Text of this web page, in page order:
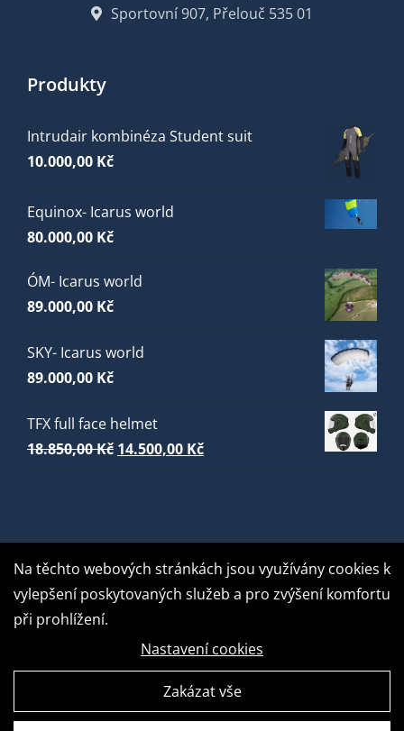
Sportovní 907, Přelouč 535 01
Produkty
Intrudair kombinéza Student suit
10.000,00 Kč
Equinox- Icarus world
80.000,00 Kč
ÓM- Icarus world
89.000,00 Kč
SKY- Icarus world
89.000,00 Kč
TFX full face helmet
18.850,00Kč Původní
14.500,00 KčAktuální
GDPR Ready
Na těchto webových stránkách jsou využívány cookies k
vylepšení poskytovaných služeb a pro zvýšení komfortu
při prohlížení.
Nastavení cookies
Zakázat vše